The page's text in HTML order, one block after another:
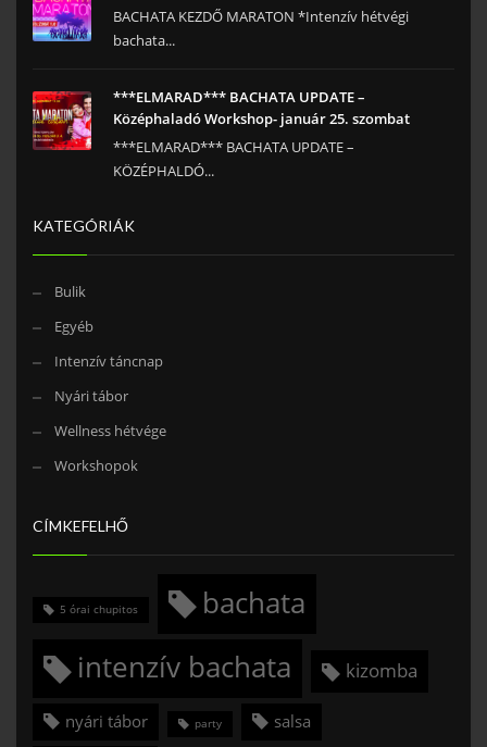
BACHATA KEZDŐ MARATON *Intenzív hétvégi
bachata...
***ELMARAD*** BACHATA UPDATE –
Középhaladó Workshop- január 25. szombat
***ELMARAD*** BACHATA UPDATE –
KÖZÉPHALDÓ...
KATEGÓRIÁK
Bulik
Egyéb
Intenzív táncnap
Nyári tábor
Wellness hétvége
Workshopok
CÍMKEFELHŐ
5 órai chupitos bachata
intenzív bachata kizomba
nyári tábor party
salsa